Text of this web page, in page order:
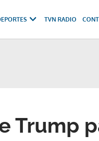
TVN RADIO
Trump